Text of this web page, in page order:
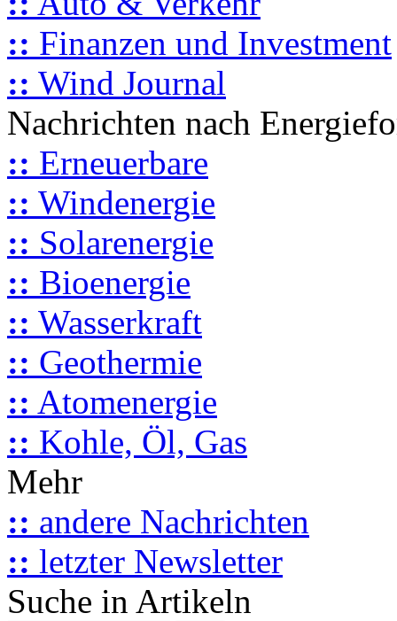
:: Finanzen und Investment
:: Wind Journal
Nachrichten nach
:: Erneuerbare
:: Windenergie
:: Solarenergie
:: Bioenergie
:: Wasserkraft
:: Geothermie
:: Atomenergie
:: Kohle, Öl, Gas
Mehr
:: andere Nachrichten
:: letzter Newsletter
Suche in Artikeln